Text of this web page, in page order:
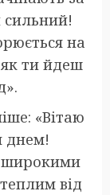
на
як ти йдеш
«Вітаю
днем!
широкими
від